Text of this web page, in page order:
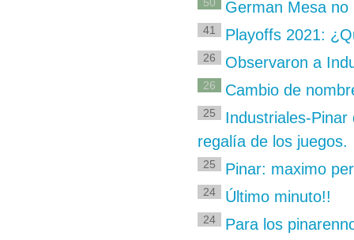
German Mesa
41 Playoffs 2021:
26 Observaron a
26 Cambio de
25
Industriales-
regalía de los juegos.
25 Pinar: maximo
24 Último minuto!!
24 Para los